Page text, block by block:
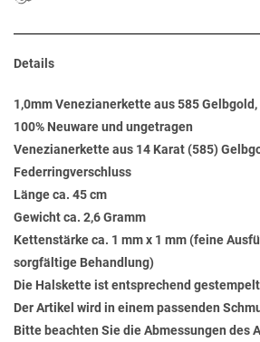
Details
1,0mm Venezianerkette aus 585 Gelbgold,
100% Neuware und ungetragen
Venezianerkette aus 14 Karat (585)
Federringverschluss
Länge ca. 45 cm
Gewicht ca. 2,6 Gramm
Kettenstärke ca. 1 mm x 1 mm (feine
sorgfältige Behandlung)
Die Halskette ist entsprechend gestempelt
Der Artikel wird in einem passenden
Bitte beachten Sie die Abmessungen des